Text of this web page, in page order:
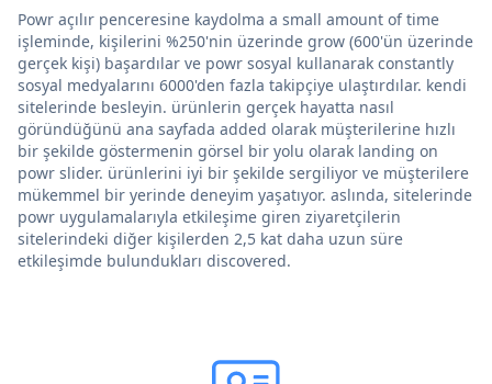
Powr açılır penceresine kaydolma a small amount of time
işleminde, kişilerini %250'nin üzerinde grow (600'ün üzerinde
gerçek kişi) başardılar ve powr sosyal kullanarak constantly
sosyal medyalarını 6000'den fazla takipçiye ulaştırdılar. kendi
sitelerinde besleyin. ürünlerin gerçek hayatta nasıl
göründüğünü ana sayfada added olarak müşterilerine hızlı
bir şekilde göstermenin görsel bir yolu olarak landing on
powr slider. ürünlerini iyi bir şekilde sergiliyor ve müşterilere
mükemmel bir yerinde deneyim yaşatıyor. aslında, sitelerinde
powr uygulamalarıyla etkileşime giren ziyaretçilerin
sitelerindeki diğer kişilerden 2,5 kat daha uzun süre
etkileşimde bulundukları discovered.